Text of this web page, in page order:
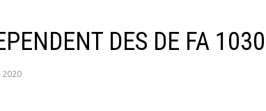
DES DE FA